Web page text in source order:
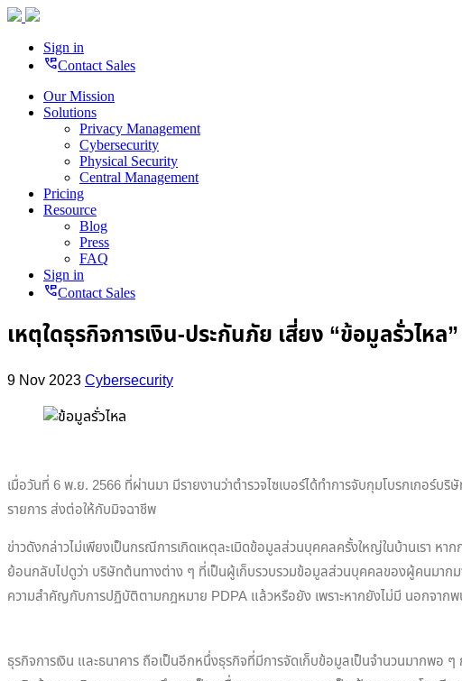
Sign in
perm_phone_msgContact Sales
Our Mission
Solutions
Privacy Management
Cybersecurity
Physical Security
Central Management
Pricing
Resource
Blog
Press
FAQ
Sign in
perm_phone_msgContact Sales
เหตุใดธุรกิจการเงิน-ประกันภัย เสี่ยง “ข้อมูลรั่วไหล
9 Nov 2023Cybersecurity
เมื่อวันที่ 6 พ.ย. 2566 ที่ผ่านมา มีรายงานว่าตำรวจไซเบอร์ได้ทำการจับกุมโบรกเก
รายการ ส่งต่อให้กับมิจฉาชีพ
ข่าวดังกล่าวไม่เพียงเป็นกรณีการเกิดเหตุละเมิดข้อมูลส่วนบุคคลครั้งใหญ่ในบ้านเรา
ย้อนกลับไปดูว่า บริษัทต้นทางต่าง ๆ ที่เป็นผู้เก็บรวบรวมข้อมูลส่วนบุคคลของผู้คนมาก
ความสำคัญกับการปฏิบัติตามกฎหมาย PDPA แล้วหรือยัง เพราะหากยังไม่มี นอกจา
ธุรกิจการเงิน และธนาคาร ถือเป็นอีกหนึ่งธุรกิจที่มีการจัดเก็บข้อมูลเป็นจำนวนมากพ